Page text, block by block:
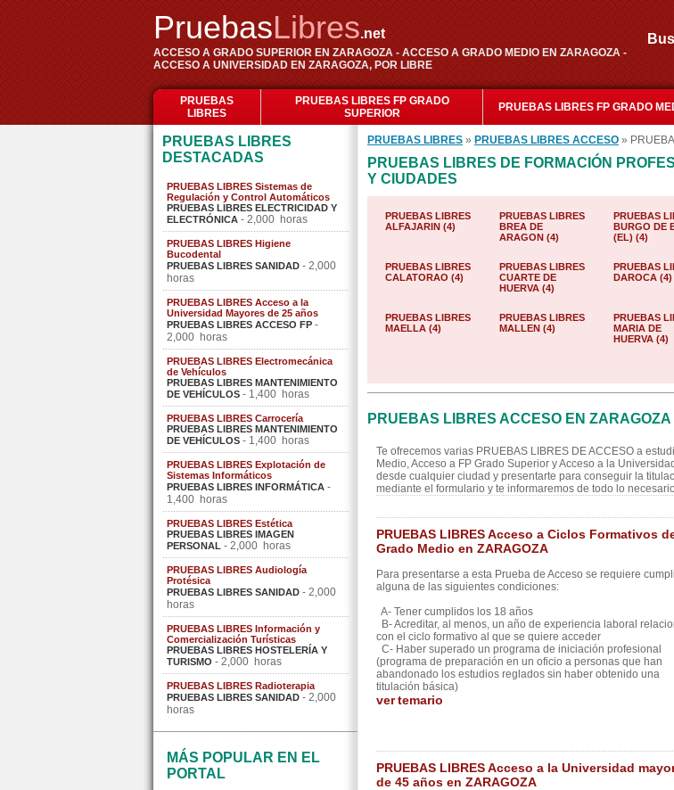
PruebasLibres.net
ACCESO A GRADO SUPERIOR EN ZARAGOZA - ACCESO A GRADO MEDIO EN ZARAGOZA -
ACCESO A UNIVERSIDAD EN ZARAGOZA, POR LIBRE
PRUEBAS
LIBRES
PRUEBAS LIBRES FP GRADO
SUPERIOR
PRUEBAS LIBRES FP GRADO
PRUEBAS LIBRES
DESTACADAS
PRUEBAS LIBRES Sistemas de
Regulación y Control Automáticos
PRUEBAS LIBRES ELECTRICIDAD Y
ELECTRÓNICA - 2,000 horas
PRUEBAS LIBRES Higiene
Bucodental
PRUEBAS LIBRES SANIDAD - 2,000
horas
PRUEBAS LIBRES Acceso a la
Universidad Mayores de 25 años
PRUEBAS LIBRES ACCESO FP -
2,000 horas
PRUEBAS LIBRES Electromecánica
de Vehículos
PRUEBAS LIBRES MANTENIMIENTO
DE VEHÍCULOS - 1,400 horas
PRUEBAS LIBRES Carrocería
PRUEBAS LIBRES MANTENIMIENTO
DE VEHÍCULOS - 1,400 horas
PRUEBAS LIBRES Explotación de
Sistemas Informáticos
PRUEBAS LIBRES INFORMÁTICA -
1,400 horas
PRUEBAS LIBRES Estética
PRUEBAS LIBRES IMAGEN
PERSONAL - 2,000 horas
PRUEBAS LIBRES Audiología
Protésica
PRUEBAS LIBRES SANIDAD - 2,000
horas
PRUEBAS LIBRES Información y
Comercialización Turísticas
PRUEBAS LIBRES HOSTELERÍA Y
TURISMO - 2,000 horas
PRUEBAS LIBRES Radioterapia
PRUEBAS LIBRES SANIDAD - 2,000
horas
MÁS POPULAR EN EL
PORTAL
PRUEBAS LIBRES » PRUEBAS LIBRES ACCESO »
PRUEBAS LIBRES DE FORMACIÓN
Y CIUDADES
PRUEBAS LIBRES
ALFAJARIN (4)
PRUEBAS LIBRES
BREA DE
ARAGON (4)
PRUEBAS
BURGO DE
(EL) (4)
PRUEBAS LIBRES
CALATORAO (4)
PRUEBAS LIBRES
CUARTE DE
HUERVA (4)
PRUEBAS
DAROCA (4)
PRUEBAS LIBRES
MAELLA (4)
PRUEBAS LIBRES
MALLEN (4)
PRUEBAS
MARIA DE
HUERVA (4)
PRUEBAS LIBRES ACCESO EN ZARAGOZA
Te ofrecemos varias PRUEBAS LIBRES DE ACCESO a
Medio, Acceso a FP Grado Superior y Acceso a la
desde cualquier ciudad y presentarte para conseguir la
mediante el formulario y te informaremos de todo lo
PRUEBAS LIBRES Acceso a Ciclos Formativos
Grado Medio en ZARAGOZA
Para presentarse a esta Prueba de Acceso se requiere
alguna de las siguientes condiciones:
A- Tener cumplidos los 18 años
B- Acreditar, al menos, un año de experiencia laboral
con el ciclo formativo al que se quiere acceder
C- Haber superado un programa de iniciación profesional
(programa de preparación en un oficio a personas que han
abandonado los estudios reglados sin haber obtenido una
titulación básica)
vertemario
PRUEBAS LIBRES Acceso a la Universidad
de 45 años en ZARAGOZA